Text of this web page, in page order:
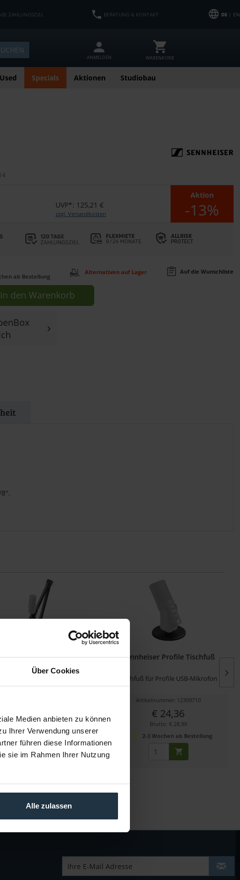
Über Cookies
Medien anbieten zu können
Ihrer Verwendung unserer
führen diese Informationen
sie im Rahmen Ihrer Nutzung
Alle zulassen
ZAHLUNGSZIEL BERATUNG & KONTAKT DE| EN
ANMELDEN WARENKORB
Specials Aktionen Studiobau
UVP*: 125,21 €
zzgl. Versandkosten
Aktion
-13%
ab Bestellung
Alternativen auf Lager Auf die Wunschliste
In den Warenkorb
Sennheiser Boom Arm
€ 83,19
Brutto: € 99,00
sofort ab Lager
Sennheiser Profile Tischfuß
Tischfuß für Profile USB-Mikrofon
Artikelnummer: 12309710
€ 24,36
Brutto: € 28,99
2-3 Wochen ab Bestellung